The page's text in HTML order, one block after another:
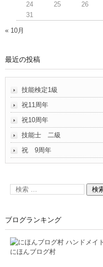
24
25 26
31
« 10月
最近の投稿
技能検定1級
祝11周年
祝10周年
技能士 二級
祝 9周年
ブログランキング
にほんブログ村